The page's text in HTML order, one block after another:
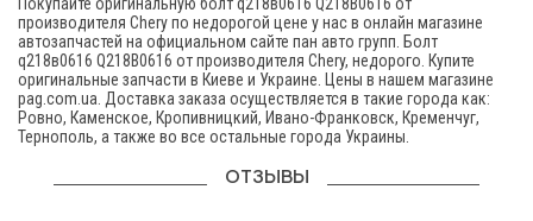
Покупайте оригинальную болт q218в0616 Q218B0616 от
производителя Chery по недорогой цене у нас в онлайн магазине
автозапчастей на официальном сайте пан авто групп. Болт
q218в0616 Q218B0616 от производителя Chery, недорого. Купите
оригинальные запчасти в Киеве и Украине. Цены в нашем магазине
pag.com.ua. Доставка заказа осуществляется в такие города как:
Ровно, Каменское, Кропивницкий, Ивано-Франковск, Кременчуг,
Тернополь, а также во все остальные города Украины.
ОТЗЫВЫ